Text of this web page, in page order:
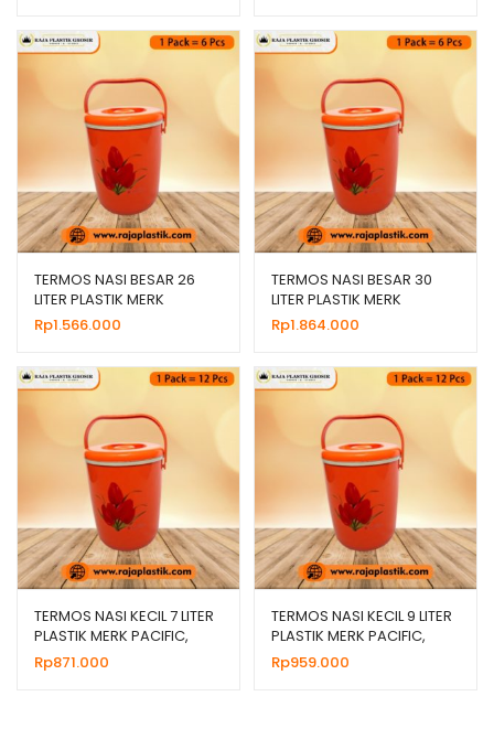
TERMOS NASI BESAR 26
LITER PLASTIK MERK
PACIFIC, HARGA MURAH
Rp1.566.000
TERMOS NASI BESAR 30
LITER PLASTIK MERK
PACIFIC, HARGA MURAH
Rp1.864.000
TERMOS NASI KECIL 7 LITER
PLASTIK MERK PACIFIC,
HARGA MURAH
Rp871.000
TERMOS NASI KECIL 9 LITER
PLASTIK MERK PACIFIC,
HARGA MURAH
Rp959.000